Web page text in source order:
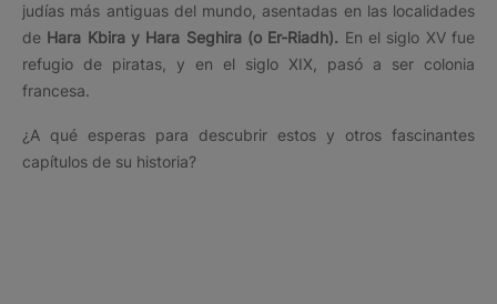
judías más antiguas del mundo, asentadas en las localidades
de Hara Kbira y Hara Seghira (o Er-Riadh). En el siglo XV fue
refugio de piratas, y en el siglo XIX, pasó a ser colonia
francesa.
¿A qué esperas para descubrir estos y otros fascinantes
capítulos de su historia?